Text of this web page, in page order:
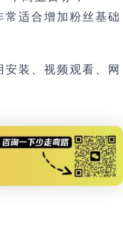
适合增加粉丝基础
装、视频观看、网